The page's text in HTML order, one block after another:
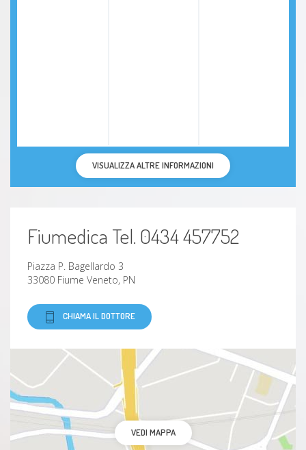
VISUALIZZA ALTRE INFORMAZIONI
Fiumedica Tel. 0434 457752
Piazza P. Bagellardo 3
33080 Fiume Veneto, PN
CHIAMA IL DOTTORE
VEDI MAPPA